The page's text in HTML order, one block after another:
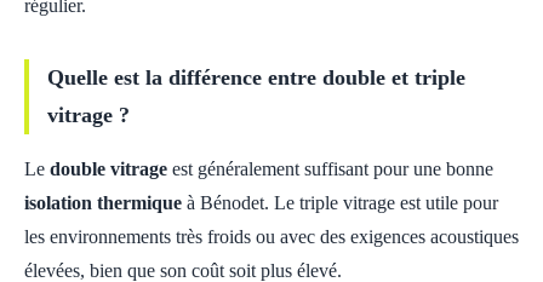
régulier.
Quelle est la différence entre double et triple
vitrage ?
Le double vitrage est généralement suffisant pour une bonne
isolation thermique à Bénodet. Le triple vitrage est utile pour
les environnements très froids ou avec des exigences acoustiques
élevées, bien que son coût soit plus élevé.